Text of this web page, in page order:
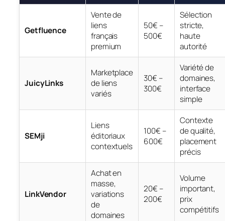
Getfluence
Vente de
liens
français
premium
50€ –
500€
Sélection
stricte,
haute
autorité
JuicyLinks
Marketplace
de liens
variés
30€ –
300€
Variété de
domaines,
interface
simple
SEMji
Liens
éditoriaux
contextuels
100€ –
600€
Contexte
de qualité,
placement
précis
LinkVendor
Achat en
masse,
variations
de
domaines
20€ –
200€
Volume
important,
prix
compétitifs